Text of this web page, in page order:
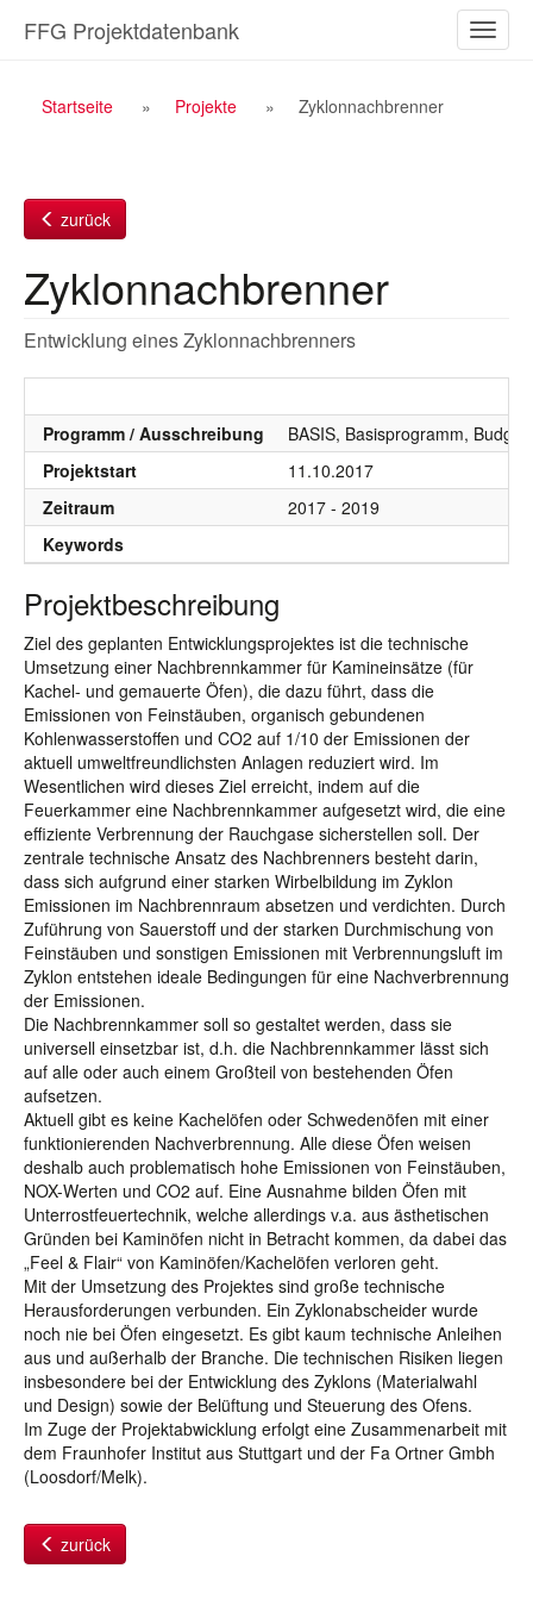
Inhalt
ein-/
FFG Projektdatenbank
Breadcrumb
Startseite Projekte Zyklonnachbrenner
zurück
Zyklonnachbrenner
Entwicklung eines Zyklonnachbrenners
Programm / Ausschreibung
BASIS, Basisprogramm,
Projektstart
11.10.2017
Zeitraum
2017 - 2019
Keywords
Projektbeschreibung
Ziel des geplanten Entwicklungsprojektes ist die technische
Umsetzung einer Nachbrennkammer für Kamineinsätze (für
Kachel- und gemauerte Öfen), die dazu führt, dass die
Emissionen von Feinstäuben, organisch gebundenen
Kohlenwasserstoffen und CO2 auf 1/10 der Emissionen der
aktuell umweltfreundlichsten Anlagen reduziert wird. Im
Wesentlichen wird dieses Ziel erreicht, indem auf die
Feuerkammer eine Nachbrennkammer aufgesetzt wird, die eine
effiziente Verbrennung der Rauchgase sicherstellen soll. Der
zentrale technische Ansatz des Nachbrenners besteht darin,
dass sich aufgrund einer starken Wirbelbildung im Zyklon
Emissionen im Nachbrennraum absetzen und verdichten. Durch
Zuführung von Sauerstoff und der starken Durchmischung von
Feinstäuben und sonstigen Emissionen mit Verbrennungsluft im
Zyklon entstehen ideale Bedingungen für eine Nachverbrennung
der Emissionen.
Die Nachbrennkammer soll so gestaltet werden, dass sie
universell einsetzbar ist, d.h. die Nachbrennkammer lässt sich
auf alle oder auch einem Großteil von bestehenden Öfen
aufsetzen.
Aktuell gibt es keine Kachelöfen oder Schwedenöfen mit einer
funktionierenden Nachverbrennung. Alle diese Öfen weisen
deshalb auch problematisch hohe Emissionen von Feinstäuben,
NOX-Werten und CO2 auf. Eine Ausnahme bilden Öfen mit
Unterrostfeuertechnik, welche allerdings v.a. aus ästhetischen
Gründen bei Kaminöfen nicht in Betracht kommen, da dabei das
„Feel & Flair“ von Kaminöfen/Kachelöfen verloren geht.
Mit der Umsetzung des Projektes sind große technische
Herausforderungen verbunden. Ein Zyklonabscheider wurde
noch nie bei Öfen eingesetzt. Es gibt kaum technische Anleihen
aus und außerhalb der Branche. Die technischen Risiken liegen
insbesondere bei der Entwicklung des Zyklons (Materialwahl
und Design) sowie der Belüftung und Steuerung des Ofens.
Im Zuge der Projektabwicklung erfolgt eine Zusammenarbeit mit
dem Fraunhofer Institut aus Stuttgart und der Fa Ortner Gmbh
(Loosdorf/Melk).
zurück